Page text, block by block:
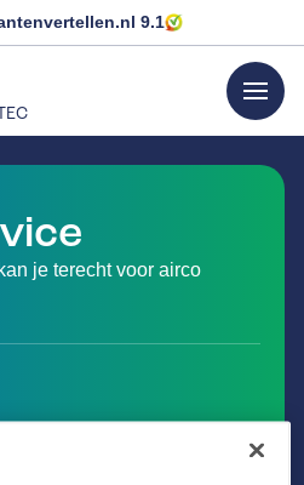
9.1
menu
je terecht voor airco